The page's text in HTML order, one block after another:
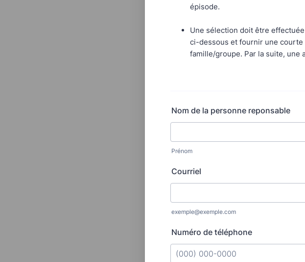
épisode.
Une sélection doit être effectuée
ci-dessous et fournir une
famille/groupe. Par la suite, une
Nom de la personne reponsable
Prénom
Courriel
exemple@exemple.com
Numéro de téléphone